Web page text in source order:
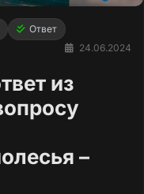
Ответ
24.06.2024
из
–